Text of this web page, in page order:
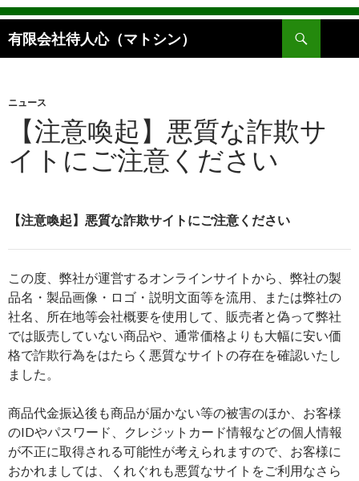
有限会社待人心（マトシン）
検
索
ン
ニュース
【注意喚起】悪質な詐欺サ
イトにご注意ください
【注意喚起】悪質な詐欺サイトにご注意ください
この度、弊社が運営するオンラインサイトから、弊社の製
品名・製品画像・ロゴ・説明文面等を流用、または弊社の
社名、所在地等会社概要を使用して、販売者と偽って弊社
では販売していない商品や、通常価格よりも大幅に安い価
格で詐欺行為をはたらく悪質なサイトの存在を確認いたし
ました。
商品代金振込後も商品が届かない等の被害のほか、お客様
のIDやパスワード、クレジットカード情報などの個人情報
が不正に取得される可能性が考えられますので、お客様に
おかれましては、くれぐれも悪質なサイトをご利用なさら